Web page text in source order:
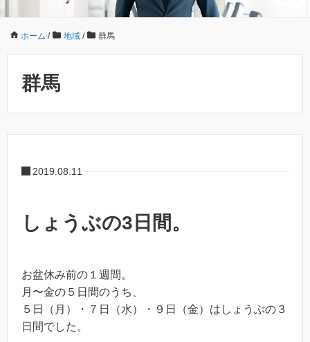
ホーム / 地域 / 群馬
群馬
2019.08.11
しょうぶの3日間。
お盆休み前の１週間。
月〜金の５日間のうち、
５日（月）・７日（水）・９日（金）はしょうぶの３
日間でした。